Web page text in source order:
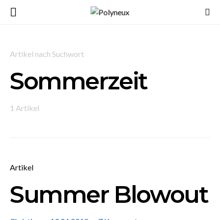
Artikel nach Suchwort
Sommerzeit
1 Artikel
Artikel
Summer Blowout